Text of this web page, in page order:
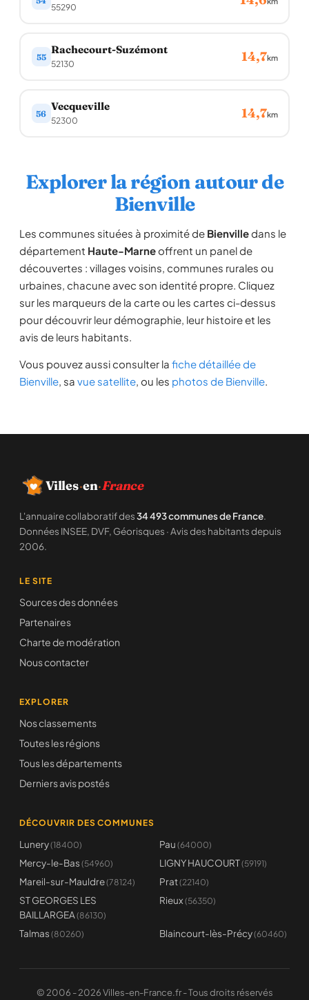
55290
55
Rachecourt-Suzémont
52130 14,7km
56
Vecqueville
52300 14,7km
Explorer la région autour de
Bienville
Les communes situées à proximité de Bienvilledans le
département Haute-Marneoffrent un panel de
découvertes : villages voisins, communes rurales ou
urbaines, chacune avec son identité propre. Cliquez
sur les marqueurs de la carte ou les cartes ci-dessus
pour découvrir leur démographie, leur histoire et les
avis de leurs habitants.
Vous pouvez aussi consulter la fiche détaillée de
Bienville, sa vue satellite, ou les photos de Bienville.
Villes·en·France
L'annuaire collaboratif des34 493 communes de France.
Données INSEE, DVF, Géorisques · Avis des habitants depuis
2006.
LE SITE
Sources des données
Partenaires
Charte de modération
Nous contacter
EXPLORER
Nos classements
Toutes les régions
Tous les départements
Derniers avis postés
DÉCOUVRIR DES COMMUNES
Lunery(18400) Pau (64000)
Mercy-le-Bas (54960) LIGNY HAUCOURT(59191)
Mareil-sur-Mauldre(78124) Prat(22140)
ST GEORGES LES
BAILLARGEA (86130)
Rieux (56350)
Talmas (80260) Blaincourt-lès-Précy(60460)
© 2006 - 2026 Villes-en-France.fr - Tous droits réservés